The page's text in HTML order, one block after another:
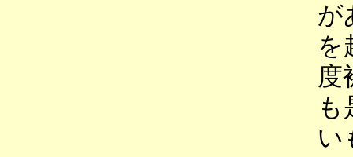
が
を
度
い